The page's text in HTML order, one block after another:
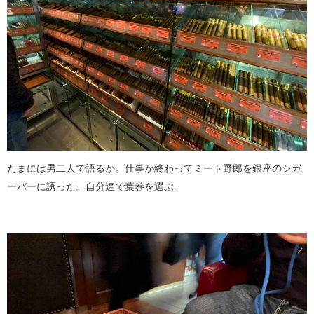
たまには男二人で語るか。仕事が終わってミート野郎を銀座のシガ
ーバーに誘った。自分達で葉巻を選ぶ。